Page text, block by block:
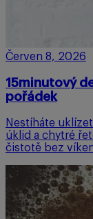
Červen 8, 2026
15minutový
pořádek
Nestíháte
úklid a chytré
čistotě bez